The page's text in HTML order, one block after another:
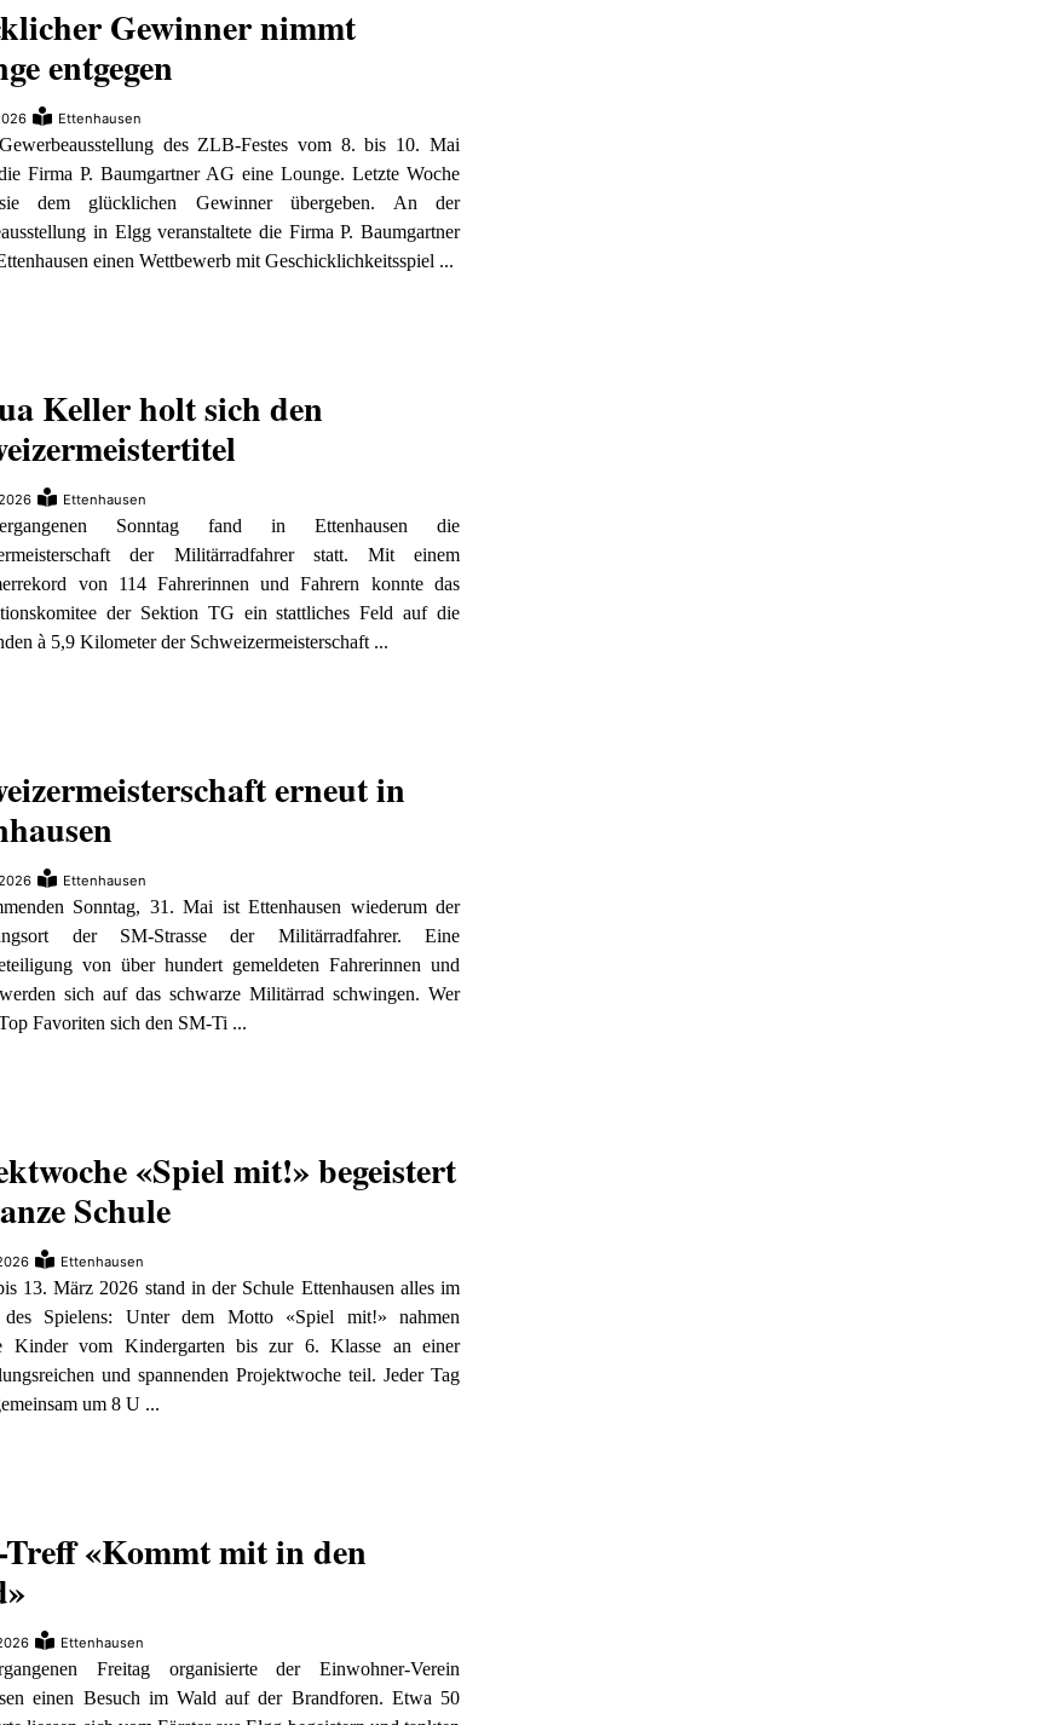
Gewinner nimmt
entgegen
Ettenhausen
des ZLB-Festes vom 8. bis 10. Mai
Firma P. Baumgartner AG eine Lounge. Letzte Woche
dem glücklichen Gewinner übergeben. An der
in Elgg veranstaltete die Firma P. Baumgartner
einen Wettbewerb mit Geschicklichkeitsspiel ...
Keller holt sich den
Ettenhausen
Sonntag fand in Ettenhausen die
der Militärradfahrer statt. Mit einem
von 114 Fahrerinnen und Fahrern konnte das
der Sektion TG ein stattliches Feld auf die
à 5,9 Kilometer der Schweizermeisterschaft ...
erneut in
Ettenhausen
Sonntag, 31. Mai ist Ettenhausen wiederum der
der SM-Strasse der Militärradfahrer. Eine
von über hundert gemeldeten Fahrerinnen und
sich auf das schwarze Militärrad schwingen. Wer
Favoriten sich den SM-Ti ...
«Spiel mit!» begeistert
Schule
Ettenhausen
13. März 2026 stand in der Schule Ettenhausen alles im
des Spielens: Unter dem Motto «Spiel mit!» nahmen
Kinder vom Kindergarten bis zur 6. Klasse an einer
und spannenden Projektwoche teil. Jeder Tag
um 8 U ...
«Kommt mit in den
Ettenhausen
Freitag organisierte der Einwohner-Verein
einen Besuch im Wald auf der Brandforen. Etwa 50